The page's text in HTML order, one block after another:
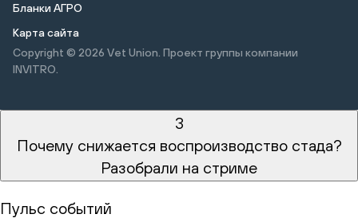
Бланки АГРО
Карта сайта
Copyright © 2026 Vet Union. Проект группы компании
INVITRO.
3
Почему снижается воспроизводство стада?
Разобрали на стриме
Пульс событий